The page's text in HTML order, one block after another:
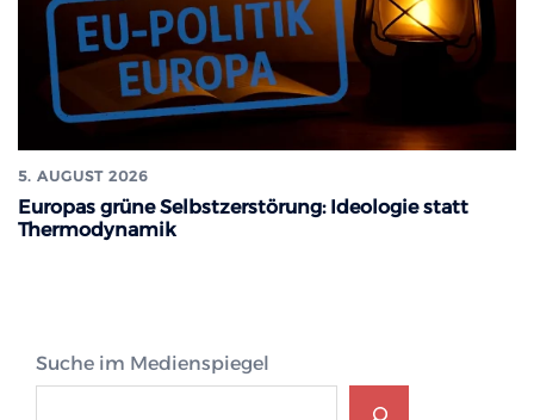
5. AUGUST 2026
Europas grüne Selbstzerstörung: Ideologie statt
Thermodynamik
Suche im Medienspiegel